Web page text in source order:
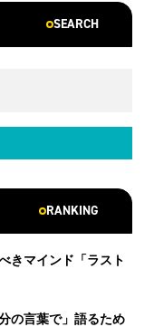
SEARCH
RANKING
きマインド「ラスト
の言葉で」語るため